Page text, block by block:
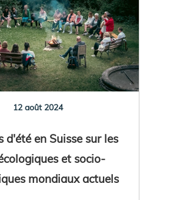
12 août 2024
d'été en Suisse sur les
et socio-
mondiaux actuels